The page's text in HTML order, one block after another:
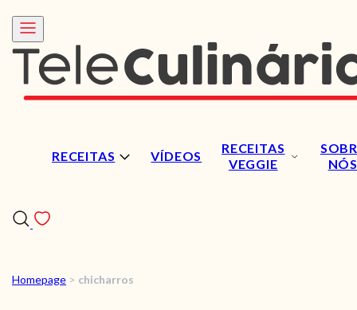
RECEITAS VÍDEOS
RECEITAS
VEGGIE
NÓS
Homepage > chicharros